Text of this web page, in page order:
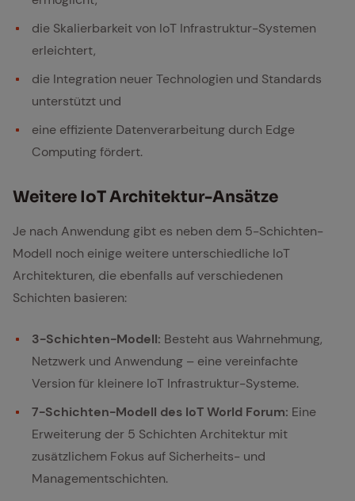
die Skalierbarkeit von IoT Infrastruktur-Systemen
erleichtert,
die Integration neuer Technologien und Standards
unterstützt und
eine effiziente Datenverarbeitung durch Edge
Computing fördert.
Wei­te­re IoT Ar­chi­tek­tur-An­sät­ze
Je nach Anwendung gibt es neben dem 5-Schichten-
Modell noch einige weitere unterschiedliche IoT
Architekturen, die ebenfalls auf verschiedenen
Schichten basieren:
3-Schichten-Modell: Besteht aus Wahrnehmung,
Netzwerk und Anwendung – eine vereinfachte
Version für kleinere IoT Infrastruktur-Systeme.
7-Schichten-Modell des IoT World Forum: Eine
Erweiterung der 5 Schichten Architektur mit
zusätzlichem Fokus auf Sicherheits- und
Managementschichten.